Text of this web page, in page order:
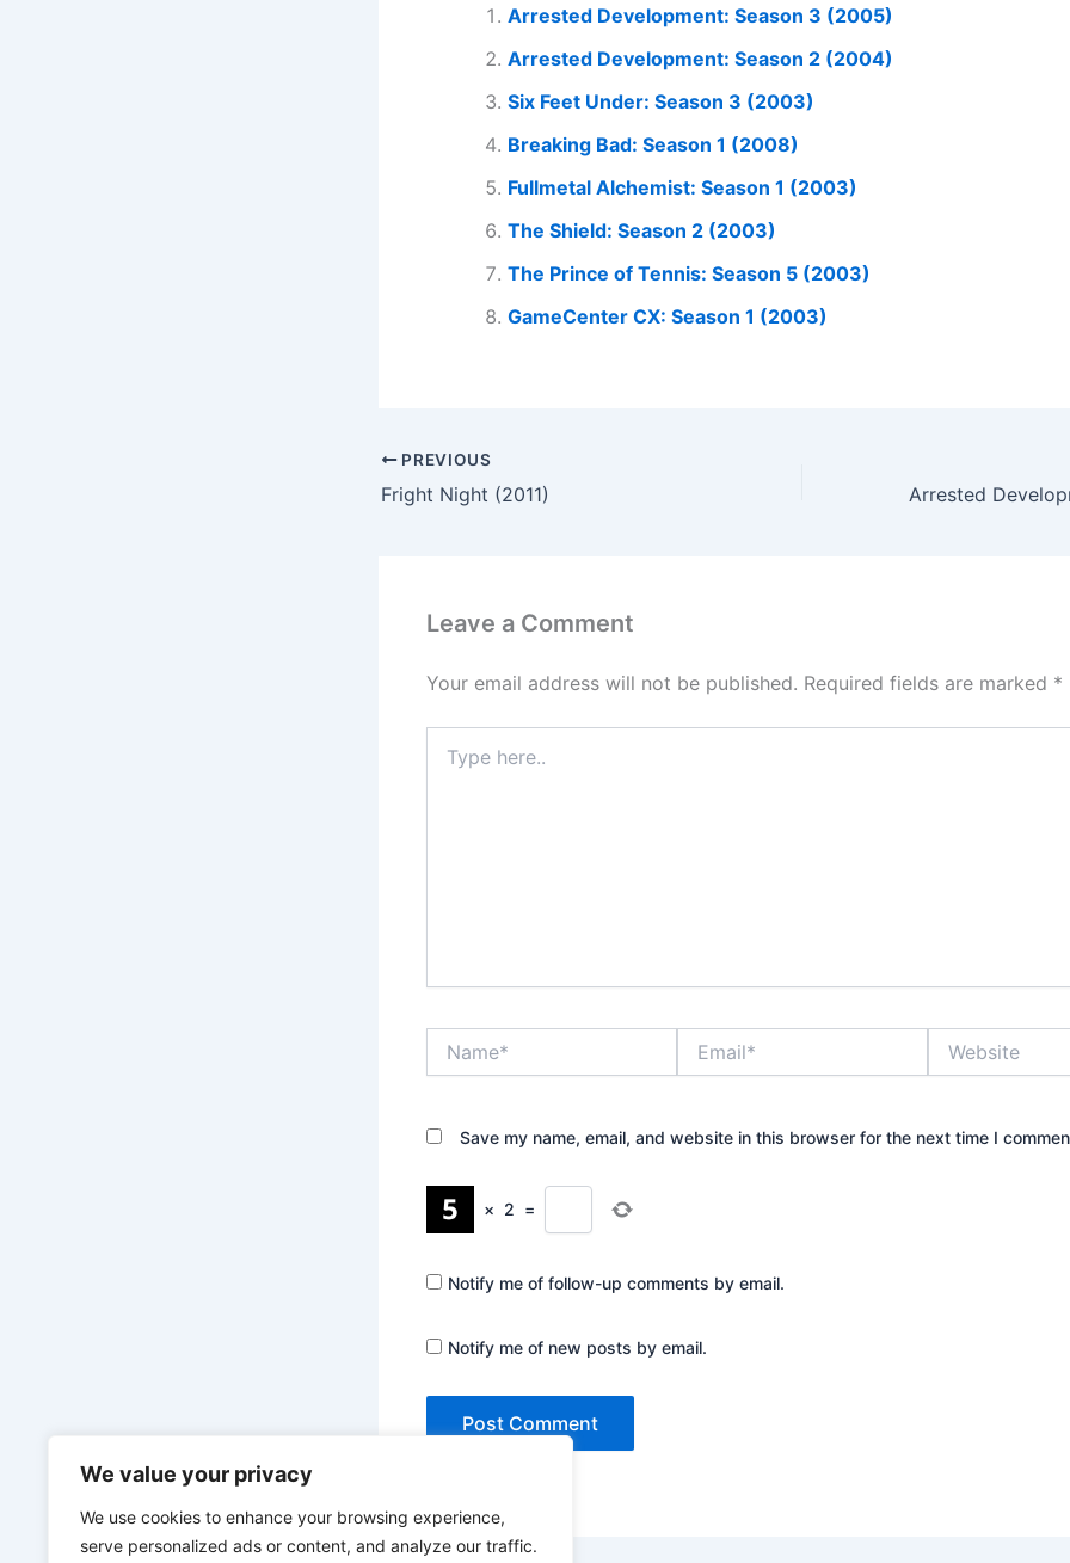
We value your privacy
We use cookies to enhance your browsing experience,
serve personalized ads or content, and analyze our traffic.
Arrested Development: Season 3 (2005)
Arrested Development: Season 2 (2004)
Six Feet Under: Season 3 (2003)
Breaking Bad: Season 1 (2008)
Fullmetal Alchemist: Season 1 (2003)
The Shield: Season 2 (2003)
The Prince of Tennis: Season 5 (2003)
GameCenter CX: Season 1 (2003)
PREVIOUS
Fright Night (2011)
Leave a Comment
Your email address will not be published. Required fields are marked *
here..
Save my name, email, and website in this browser for the next time I
× 2 =
Notify me of follow-up comments by email.
Notify me of new posts by email.